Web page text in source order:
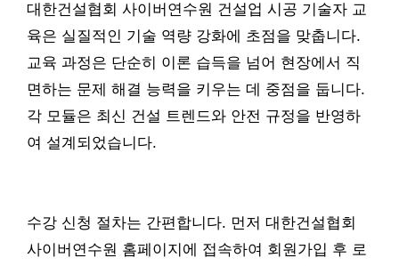
대한건설협회 사이버연수원 건설업 시공 기술자 교
육은 실질적인 기술 역량 강화에 초점을 맞춥니다.
교육 과정은 단순히 이론 습득을 넘어 현장에서 직
면하는 문제 해결 능력을 키우는 데 중점을 둡니다.
각 모듈은 최신 건설 트렌드와 안전 규정을 반영하
여 설계되었습니다.
수강 신청 절차는 간편합니다. 먼저 대한건설협회
사이버연수원 홈페이지에 접속하여 회원가입 후 로